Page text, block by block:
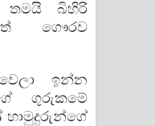
බිහිරි
ගෞරව
ඉන්න
ගුරුකමේ
හාමුදුරුන්ගේ